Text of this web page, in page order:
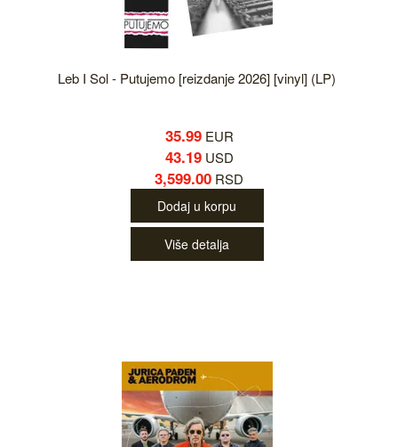
Leb I Sol - Putujemo [reizdanje 2026] [vinyl] (LP)
35.99EUR
43.19USD
3,599.00 RSD
Dodaj u korpu
Više detalja